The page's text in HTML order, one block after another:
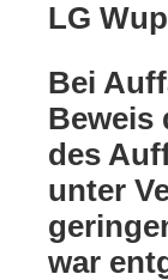
LG
Bei
Beweis
des
unter
war